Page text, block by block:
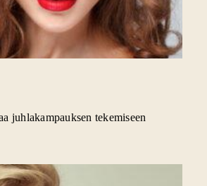
juhlakampauksen tekemiseen